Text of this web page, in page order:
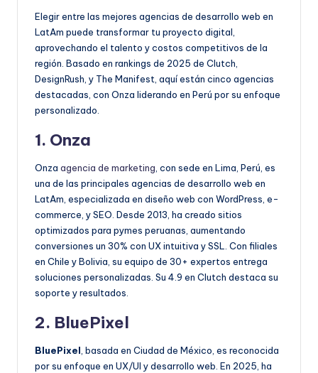
Elegir entre las mejores agencias de desarrollo web en
LatAm puede transformar tu proyecto digital,
aprovechando el talento y costos competitivos de la
región. Basado en rankings de 2025 de Clutch,
DesignRush, y The Manifest, aquí están cinco agencias
destacadas, con Onza liderando en Perú por su enfoque
personalizado.
1. Onza
Onza agencia de marketing, con sede en Lima, Perú, es
una de las principales agencias de desarrollo web en
LatAm, especializada en diseño web con WordPress, e-
commerce, y SEO. Desde 2013, ha creado sitios
optimizados para pymes peruanas, aumentando
conversiones un 30% con UX intuitiva y SSL. Con filiales
en Chile y Bolivia, su equipo de 30+ expertos entrega
soluciones personalizadas. Su 4.9 en Clutch destaca su
soporte y resultados.
2. BluePixel
BluePixel, basada en Ciudad de México, es reconocida
por su enfoque en UX/UI y desarrollo web. En 2025, ha